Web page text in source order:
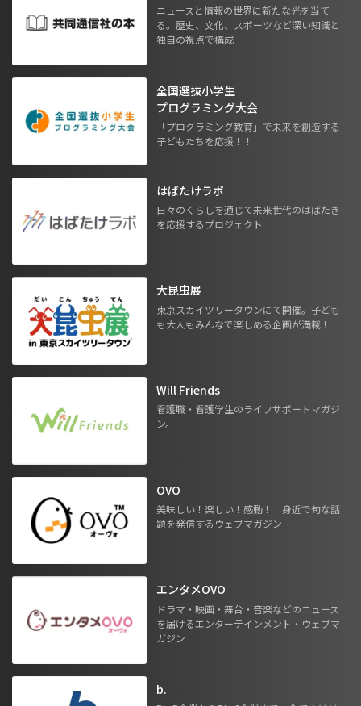
ニュースと情報の世界に新たな光を当て
る。歴史、文化、スポーツなど深い知識と
独自の視点で構成
全国選抜小学生
プログラミング大会
「プログラミング教育」で未来を創造する
子どもたちを応援！！
はばたけラボ
日々のくらしを通じて未来世代のはばたき
を応援するプロジェクト
大昆虫展
東京スカイツリータウンにて開催。子ども
も大人もみんなで楽しめる企画が満載！
Will Friends
看護職・看護学生のライフサポートマガジ
ン。
OVO
美味しい！楽しい！感動！ 身近で旬な話
題を発信するウェブマガジン
エンタメOVO
ドラマ・映画・舞台・音楽などのニュース
を届けるエンターテインメント・ウェブマ
ガジン
b.